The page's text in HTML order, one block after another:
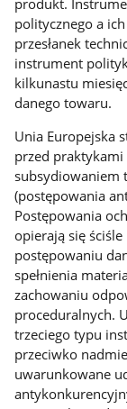
produkt.
politycznego a
przesłanek
instrument
kilkunastu
danego towaru.
Unia Europejska
przed
subsydiowaniem
(postępowania
Postępowania
opierają się
postępowaniu
spełnienia
zachowaniu
proceduralnych.
trzeciego typu
przeciwko
uwarunkowane